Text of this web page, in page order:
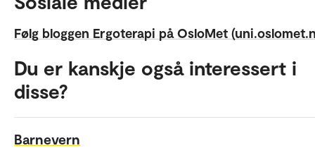
Følg bloggen Ergoterapi på OsloMet
Du er kanskje også interessert i
disse?
Barnevern